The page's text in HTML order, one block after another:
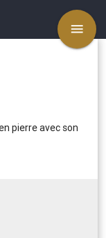
menu
pierre avec son